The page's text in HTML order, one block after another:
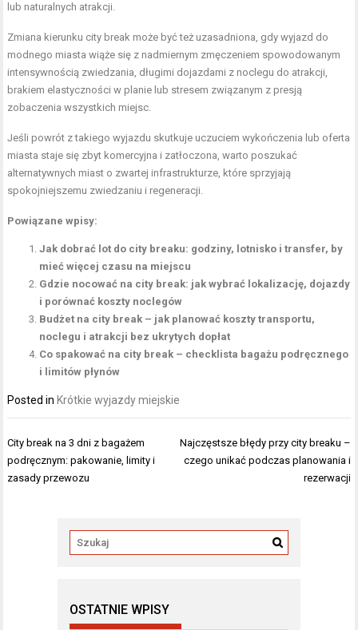
lub naturalnych atrakcji.
Zmiana kierunku city break może być też uzasadniona, gdy wyjazd do
modnego miasta wiąże się z nadmiernym zmęczeniem spowodowanym
intensywnością zwiedzania, długimi dojazdami z noclegu do atrakcji,
brakiem elastyczności w planie lub stresem związanym z presją
zobaczenia wszystkich miejsc.
Jeśli powrót z takiego wyjazdu skutkuje uczuciem wykończenia lub oferta
miasta staje się zbyt komercyjna i zatłoczona, warto poszukać
alternatywnych miast o zwartej infrastrukturze, które sprzyjają
spokojniejszemu zwiedzaniu i regeneracji.
Powiązane wpisy:
Jak dobrać lot do city breaku: godziny, lotnisko i transfer, by
mieć więcej czasu na miejscu
Gdzie nocować na city break: jak wybrać lokalizację, dojazdy
i porównać koszty noclegów
Budżet na city break – jak planować koszty transportu,
noclegu i atrakcji bez ukrytych dopłat
Co spakować na city break – checklista bagażu podręcznego
i limitów płynów
Posted in Krótkie wyjazdy miejskie
Nawigacja
wpisu
City break na 3 dni z bagażem
podręcznym: pakowanie, limity i
zasady przewozu
Najczęstsze błędy przy city breaku –
czego unikać podczas planowania i
rezerwacji
OSTATNIE WPISY